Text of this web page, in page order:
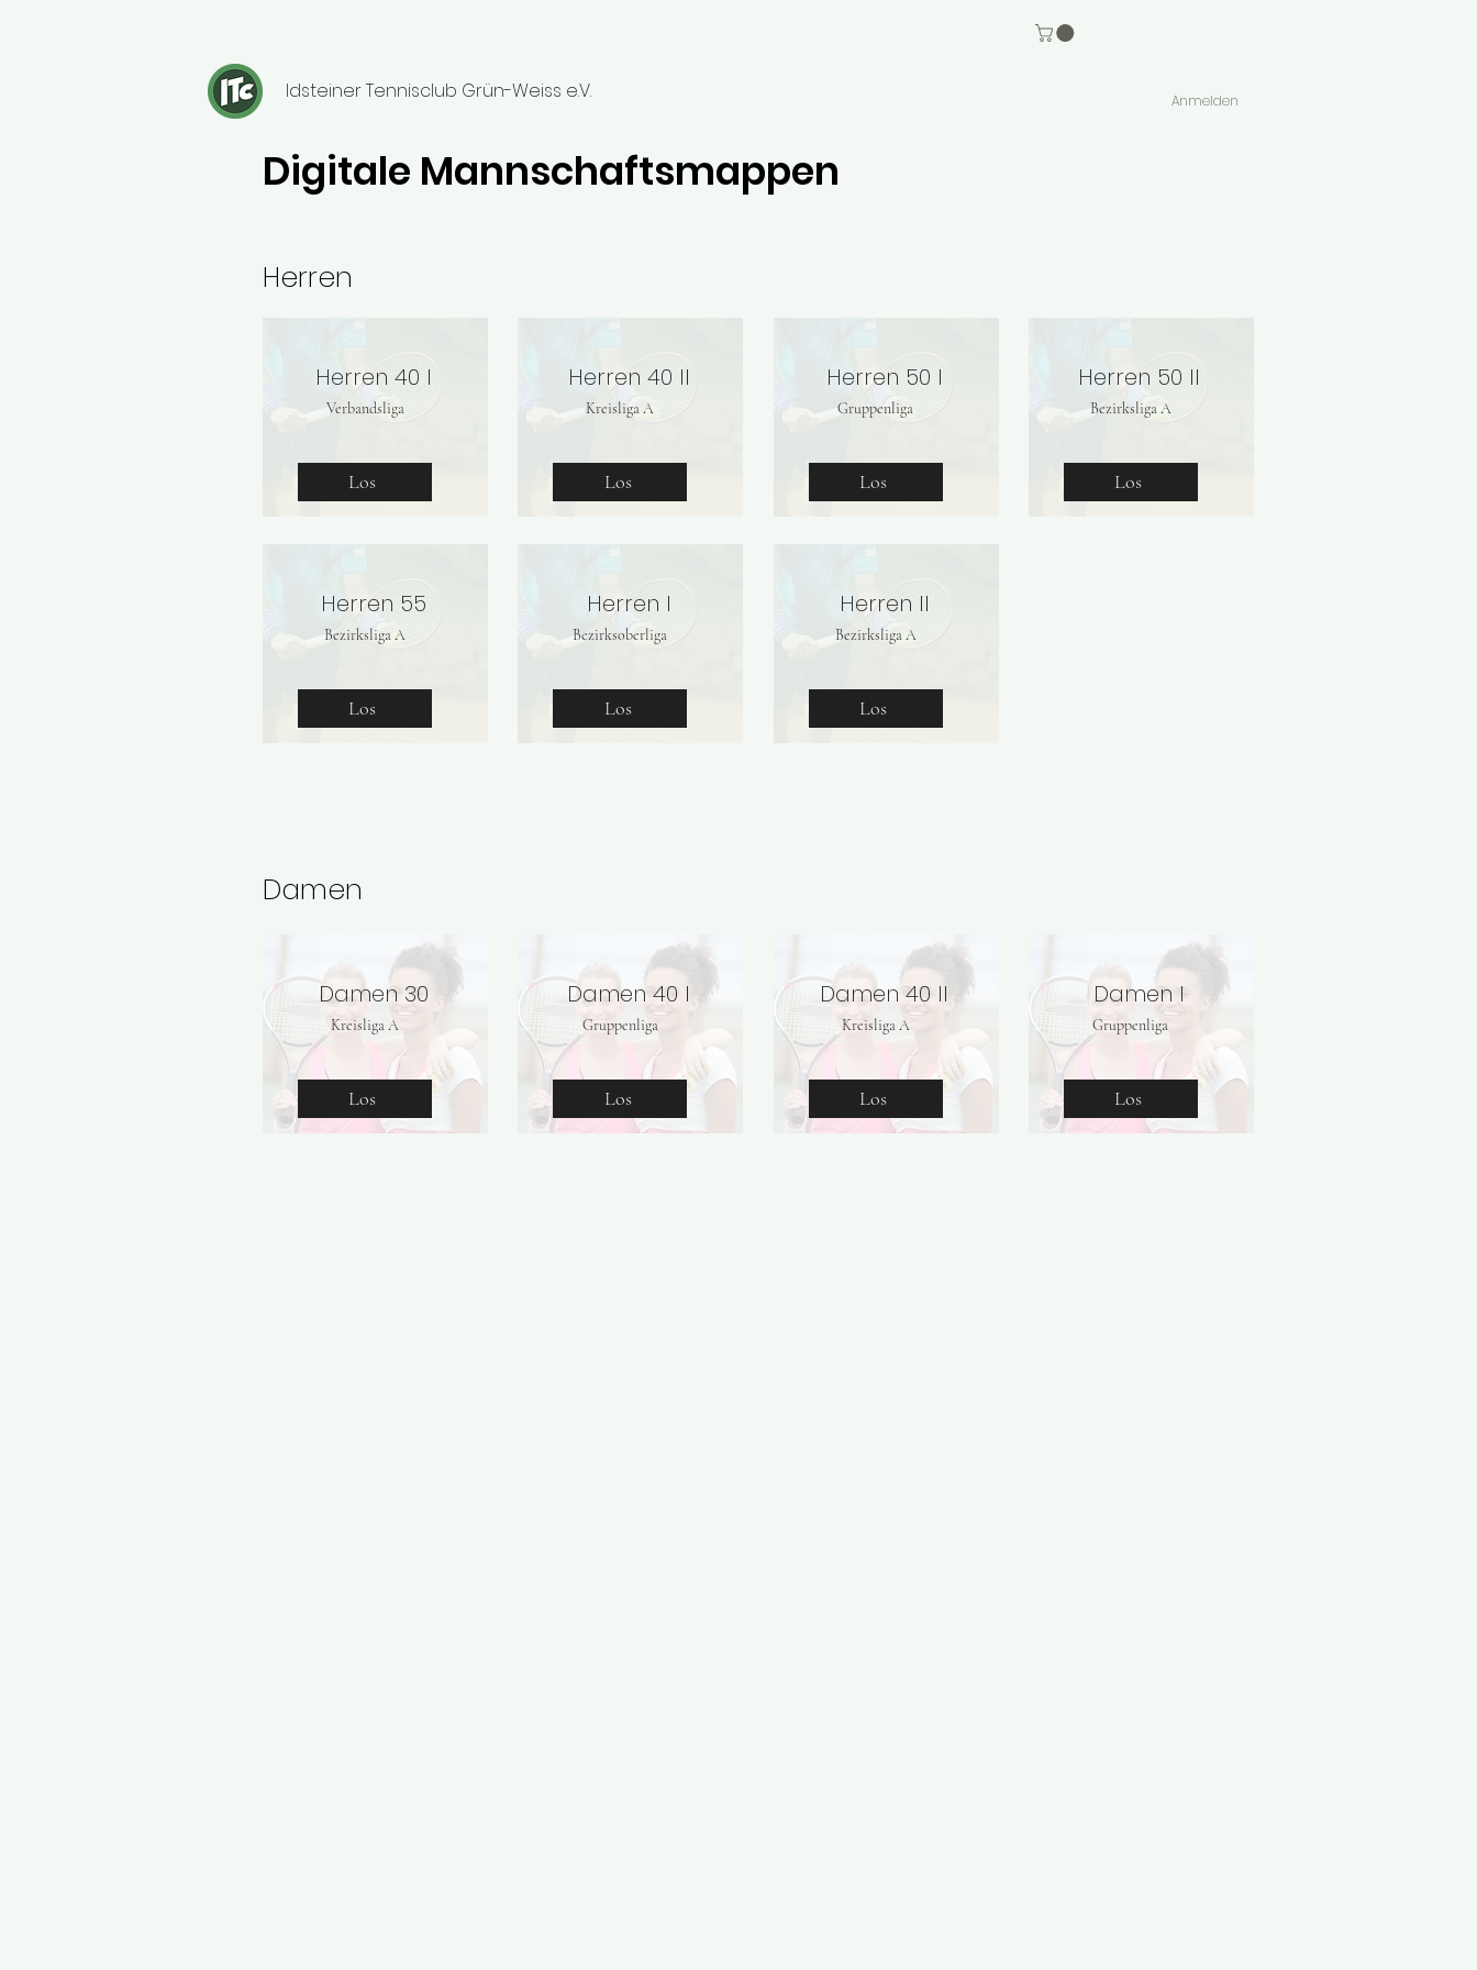
Idsteiner Tennisclub Grün-Weiss e.V. Anmelden
Digitale Mannschaftsmappen
Herren
Herren 40 I
Verbandsliga
Los
Herren 55
Bezirksliga A
Los
Herren 40 II
Kreisliga A
Los
Herren I
Bezirksoberliga
Los
Herren 50 I
Gruppenliga
Los
Herren II
Bezirksliga A
Los
Herren 50 II
Bezirksliga A
Los
Damen
Damen 30
Kreisliga A
Los
Damen 40 I
Gruppenliga
Los
Damen 40 II
Kreisliga A
Los
Damen I
Gruppenliga
Los